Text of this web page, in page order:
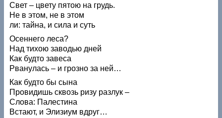
Свет – цвету пятою на грудь.
Не в этом, не в этом
ли: тайна, и сила и суть
Осеннего леса?
Над тихою заводью дней
Как будто завеса
Рванулась – и грозно за ней…
Как будто бы сына
Провидишь сквозь ризу разлук –
Слова: Палестина
Встают, и Элизиум вдруг…